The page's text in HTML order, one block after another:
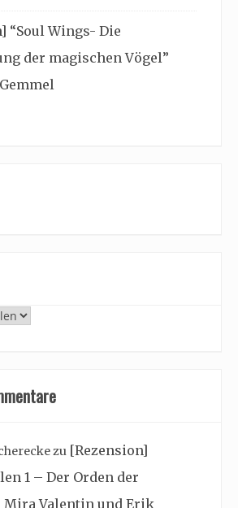
“Soul Wings- Die
der magischen Vögel”
zu [Rezension]
1 – Der Orden der
Mira Valentin und Erik